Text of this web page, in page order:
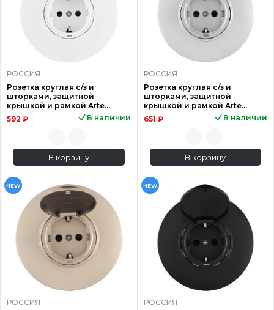
РОССИЯ
Розетка круглая с/з и
шторками, защитной
крышкой и рамкой Arte
Milano SET08-1-41-1 white
592 ₽ В наличии
В корзину
РОССИЯ
Розетка круглая с/з и
шторками, защитной
крышкой и рамкой Arte
Milano SET08-1-41-1 silver
651 ₽ В наличии
В корзину
NEW
РОССИЯ
NEW
РОССИЯ